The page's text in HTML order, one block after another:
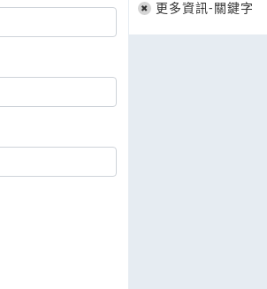
更多資訊-關鍵字